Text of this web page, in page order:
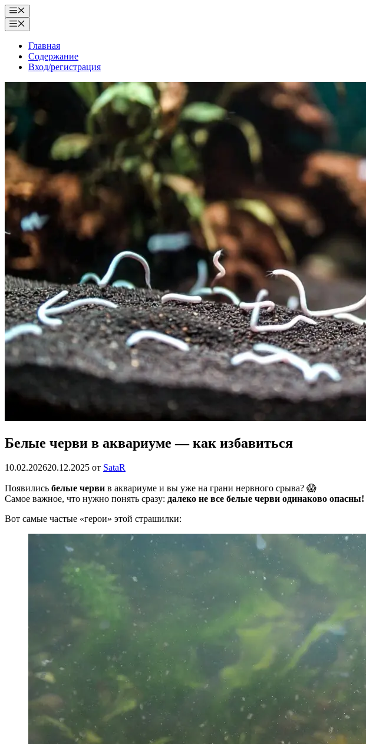
Перейти
к
содержимому
Меню
Меню
Главная
Содержание
Вход/регистрация
Белые черви в аквариуме — как избавиться
10.02.202620.12.2025 от SataR
Появились белые черви в аквариуме и вы уже на грани нервного срыва? 😱
Самое важное, что нужно понять сразу: далеко не все белые черви одинаково опасны!
Вот самые частые «герои» этой страшилки: